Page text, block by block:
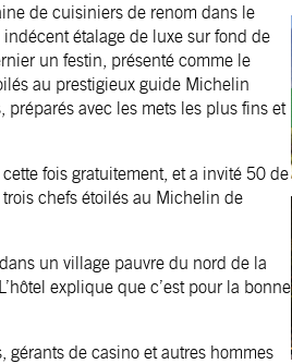
de cuisiniers de renom dans le
étalage de luxe sur fond de
un festin, présenté comme le
au prestigieux guide Michelin
avec les mets les plus fins et
fois gratuitement, et a invité 50 de
chefs étoilés au Michelin de
un village pauvre du nord de la
explique que c’est pour la bonne
de casino et autres hommes